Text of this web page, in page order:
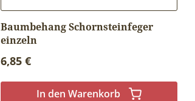
Baumbehang Schornsteinfeger
einzeln
Regulärer Preis:
6,85 €
In den Warenkorb